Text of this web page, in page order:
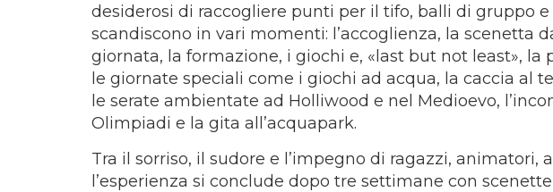
desiderosi di raccogliere punti per il tifo, balli di gruppo
scandiscono in vari momenti: l’accoglienza, la scenetta
giornata, la formazione, i giochi e, «last but not least», la
le giornate speciali come i giochi ad acqua, la caccia al
le serate ambientate ad Holliwood e nel Medioevo,
Olimpiadi e la gita all’acquapark.
Tra il sorriso, il sudore e l’impegno di ragazzi, animatori,
l’esperienza si conclude dopo tre settimane con